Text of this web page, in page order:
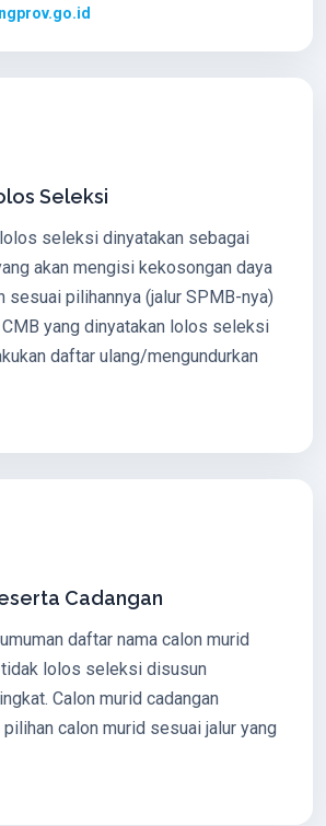
Seleksi
seleksi dinyatakan sebagai
akan mengisi kekosongan daya
sesuai pilihannya (jalur SPMB-nya)
yang dinyatakan lolos seleksi
daftar ulang/mengundurkan
Cadangan
daftar nama calon murid
lolos seleksi disusun
Calon murid cadangan
calon murid sesuai jalur yang